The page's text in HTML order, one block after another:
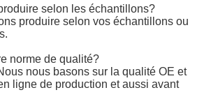
selon les échantillons?
produire selon vos échantillons ou
norme de qualité?
nous basons sur la qualité OE et
ligne de production et aussi avant